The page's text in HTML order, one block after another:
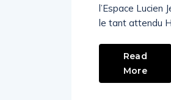
l’Espace
le tant attendu
Read
More